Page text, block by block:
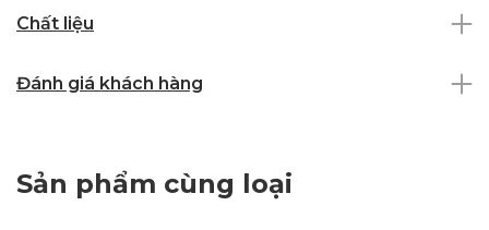
Chất liệu
Đánh giá khách hàng
Sản phẩm cùng loại